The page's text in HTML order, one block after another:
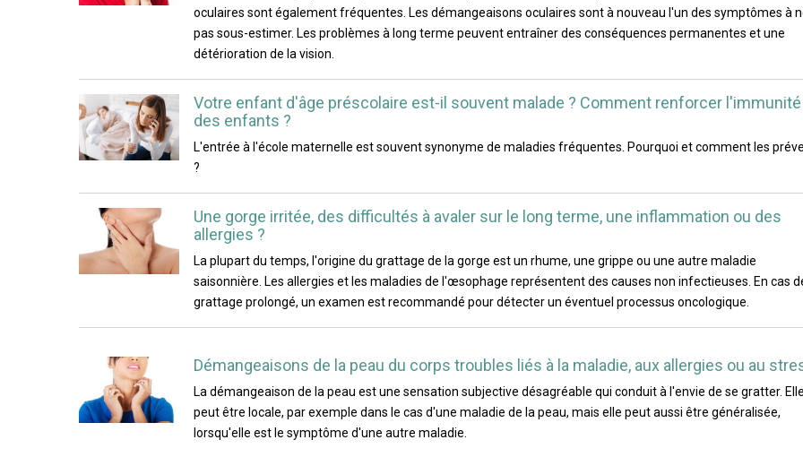
oculaires sont également fréquentes. Les démangeaisons oculaires sont à nouveau l'un des symptômes à
pas sous-estimer. Les problèmes à long terme peuvent entraîner des conséquences permanentes et une
détérioration de la vision.
Votre enfant d'âge préscolaire est-il souvent malade ? Comment renforcer l'immunité
des enfants ?
L'entrée à l'école maternelle est souvent synonyme de maladies fréquentes. Pourquoi et comment les
?
Une gorge irritée, des difficultés à avaler sur le long terme, une inflammation ou des
allergies ?
La plupart du temps, l'origine du grattage de la gorge est un rhume, une grippe ou une autre maladie
saisonnière. Les allergies et les maladies de l'œsophage représentent des causes non infectieuses. En cas
grattage prolongé, un examen est recommandé pour détecter un éventuel processus oncologique.
Démangeaisons de la peau du corps troubles liés à la maladie, aux allergies ou au
La démangeaison de la peau est une sensation subjective désagréable qui conduit à l'envie de se gratter. Elle
peut être locale, par exemple dans le cas d'une maladie de la peau, mais elle peut aussi être généralisée,
lorsqu'elle est le symptôme d'une autre maladie.